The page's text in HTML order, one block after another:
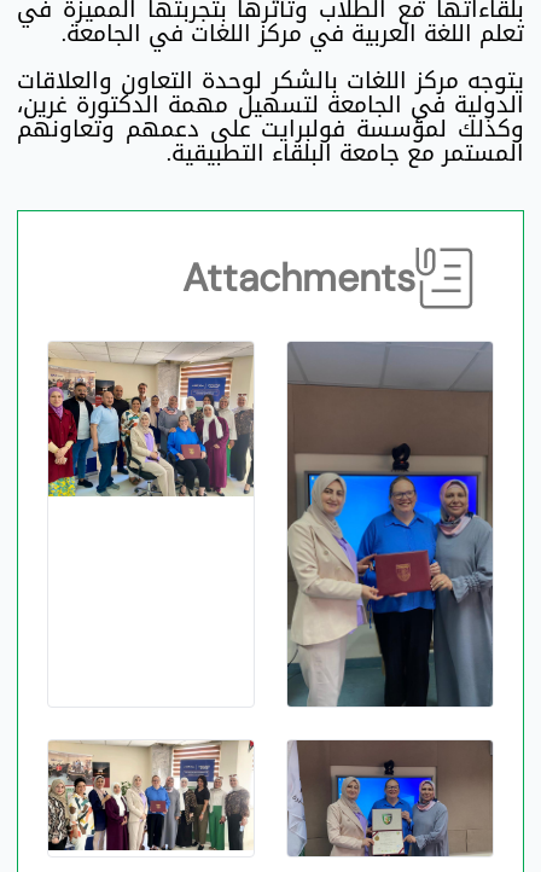
بلقاءاتها مع الطلاب وتأثرها بتجربتها المميزة في
تعلم اللغة العربية في مركز اللغات في الجامعة.
يتوجه مركز اللغات بالشكر لوحدة التعاون والعلاقات
الدولية في الجامعة لتسهيل مهمة الدكتورة غرين،
وكذلك لمؤسسة فولبرايت على دعمهم وتعاونهم
المستمر مع جامعة البلقاء التطبيقية.
Attachments